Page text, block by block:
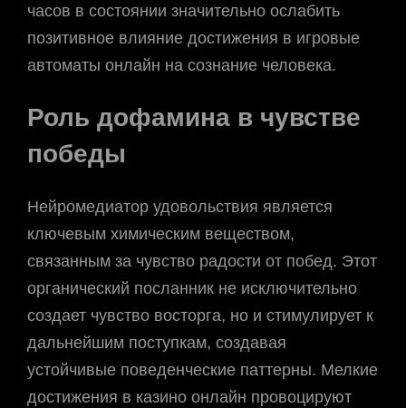
часов в состоянии значительно ослабить
позитивное влияние достижения в игровые
автоматы онлайн на сознание человека.
Роль дофамина в чувстве
победы
Нейромедиатор удовольствия является
ключевым химическим веществом,
связанным за чувство радости от побед. Этот
органический посланник не исключительно
создает чувство восторга, но и стимулирует к
дальнейшим поступкам, создавая
устойчивые поведенческие паттерны. Мелкие
достижения в казино онлайн провоцируют